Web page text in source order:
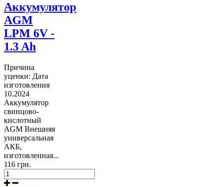
Аккумулятор
AGM
LPM 6V -
1.3 Ah
Причина
уценки: Дата
изготовления
10.2024
Аккумулятор
свинцово-
кислотный
AGM Внешняя
универсальная
АКБ,
изготовленная...
116 грн.